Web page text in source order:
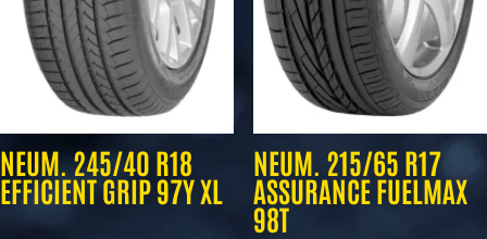
NEUM. 245/40 R18
EFFICIENT GRIP 97Y XL
NEUM. 215/65 R17
ASSURANCE FUELMAX
98T